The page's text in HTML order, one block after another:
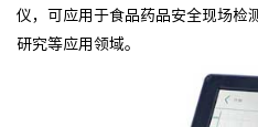
仪，可应用于食品药品安全现场检
研究等应用领域。